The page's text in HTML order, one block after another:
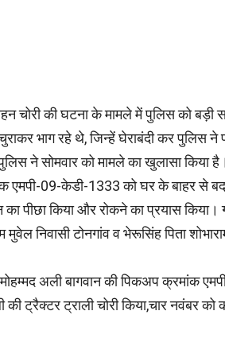
चोरी की घटना के मामले में पुलिस को
भाग रहे थे, जिन्हें घेराबंदी कर पुलिस
ने सोमवार को मामले का खुलासा किया है।
एमपी-09-केडी-1333 को घर के बाहर
पीछा किया और रोकने का प्रयास किया।
निवासी टोनगांव व भेरूसिंह पिता
अली बागवान की पिकअप क्रमांक
की ट्रैक्टर ट्राली चोरी किया,चार नवंबर